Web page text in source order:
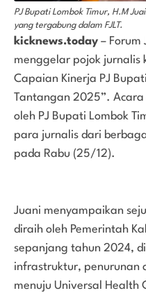
PJ Bupati Lombok Timur, H.M
yang tergabung dalam FJLT.
kicknews.today – Forum
menggelar pojok jurnalis
Capaian Kinerja PJ
Tantangan 2025”.
oleh PJ Bupati Lombok
para jurnalis dari
pada Rabu (25/12).
Juani menyampaikan
diraih oleh Pemerintah
sepanjang tahun 2024,
infrastruktur, penurunan
menuju Universal Health